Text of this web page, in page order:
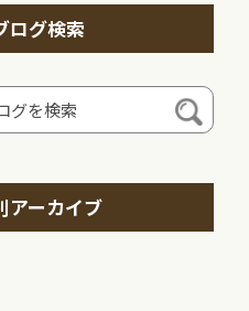
ログ検索
アーカイブ